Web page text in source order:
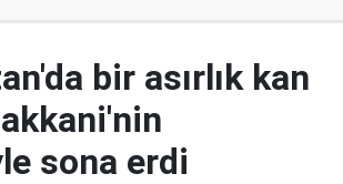
bir asırlık kan
sona erdi